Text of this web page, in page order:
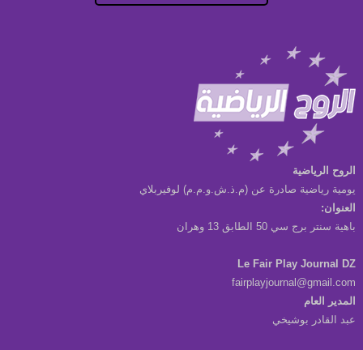
الروح الرياضية
يومية رياضية صادرة عن (م.ذ.ش.و.م.م) لوفيربلاي
العنوان:
باهية سنتر برج سي 50 الطابق 13 وهران
Le Fair Play Journal DZ
fairplayjournal@gmail.com
المدير العام
عبد القادر بوشيخي